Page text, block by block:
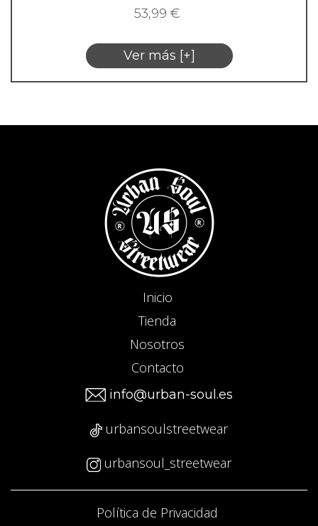
53,99 €
Ver más [+]
Inicio
Tienda
Nosotros
Contacto
info@urban-soul.es
urbansoulstreetwear
urbansoul_streetwear
Política de Privacidad